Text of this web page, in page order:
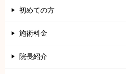
初めての方
施術料金
院長紹介